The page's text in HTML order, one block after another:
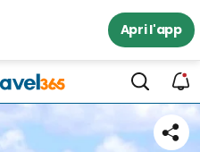
Apri l'app